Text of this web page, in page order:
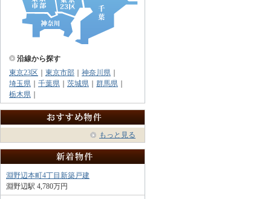
沿線から探す
東京23区
東京市部 神奈川県
埼玉県
千葉県 茨城県 群馬県
栃木県
もっと見る
淵野辺本町4丁目新築戸建
淵野辺駅 4,780万円